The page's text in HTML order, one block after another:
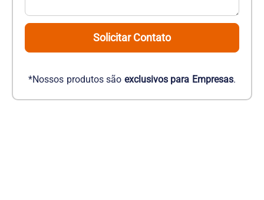
Solicitar Contato
*Nossos produtos são exclusivos para Empresas.